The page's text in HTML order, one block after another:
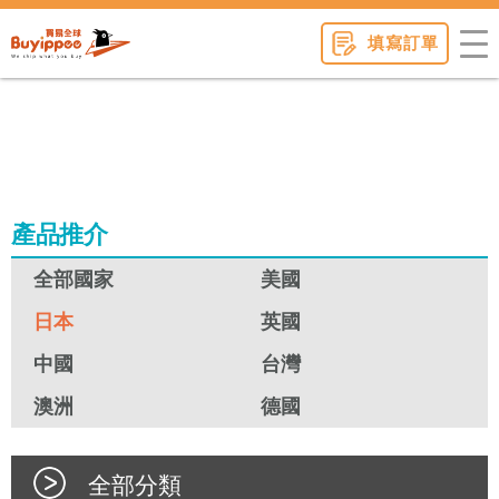
填寫訂單
產品推介
全部國家
美國
日本
英國
中國
台灣
澳洲
德國
全部分類